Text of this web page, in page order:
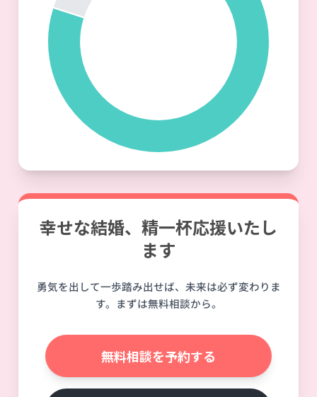
幸せな結婚、精一杯応援いたし
ます
勇気を出して一歩踏み出せば、未来は必ず変わりま
す。まずは無料相談から。
無料相談を予約する